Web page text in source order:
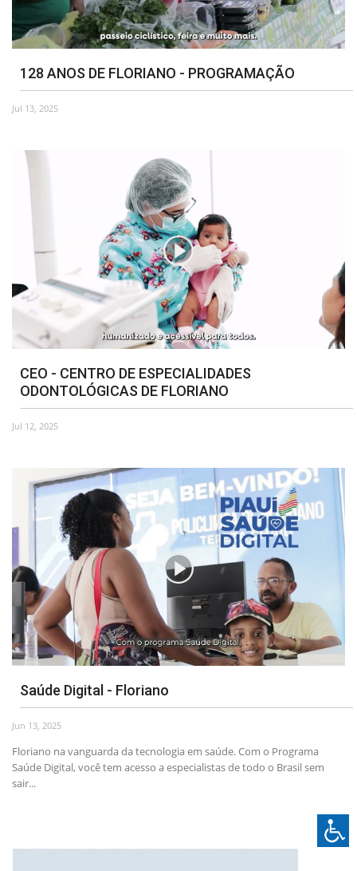
128 ANOS DE FLORIANO - PROGRAMAÇÃO
Jul 13, 2025
CEO - CENTRO DE ESPECIALIDADES
ODONTOLÓGICAS DE FLORIANO
Jul 12, 2025
Saúde Digital - Floriano
Jun 13, 2025
Floriano na vanguarda da tecnologia em saúde. Com o Programa
Saúde Digital, você tem acesso a especialistas de todo o Brasil sem
sair...